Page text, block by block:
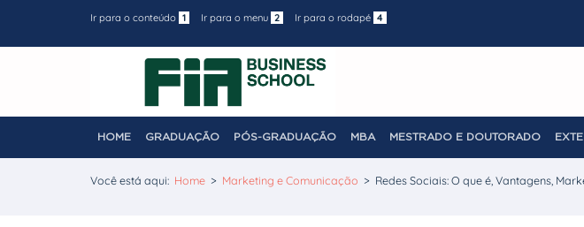
Ir para o conteúdo 1 Ir para o menu 2 Ir para o rodapé 4
HOME GRADUAÇÃO PÓS-GRADUAÇÃO MBA MESTRADO E DOUTORADO
Você está aqui: Home > Marketing e Comunicação > Redes Sociais: O que é, Vantagens,